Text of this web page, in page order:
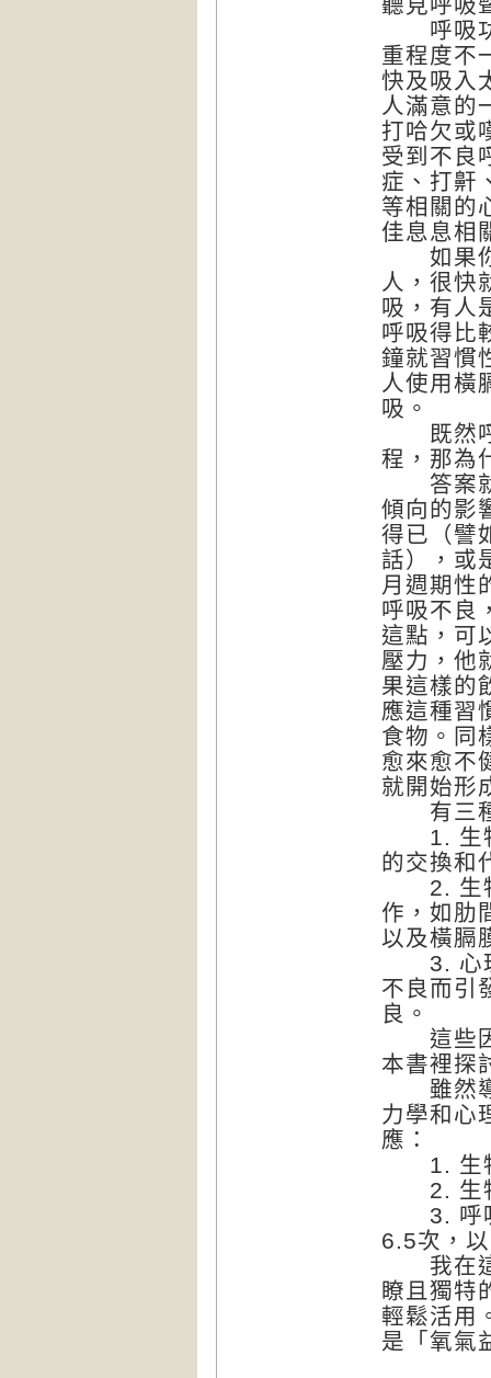
呼吸功
重程度不
快及吸入
人滿意的
打哈欠或
受到不良
症、打鼾
等相關的
佳息息相
如果你
人，很快
吸，有人
呼吸得比
鐘就習慣
人使用橫
吸。
既然呼
程，那為
答案就
傾向的影
得已（譬
話），或
月週期性
呼吸不良
這點，可
壓力，他
果這樣的
應這種習
食物。同
愈來愈不
就開始形
有三種
1. 生物
的交換和
2. 生物
作，如肋
以及橫膈
3. 心理
不良而引
良。
這些因
本書裡探
雖然導
力學和心
應：
1. 生物
2. 生物
3. 呼吸
6.5次，
我在這
瞭且獨特
輕鬆活用
是「氧氣